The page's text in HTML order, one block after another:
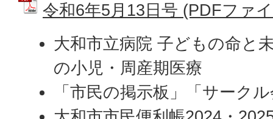
令和6年5月13日号 (PDFファ
大和市立病院 子どもの命と
の小児・周産期医療
「市民の掲示板」「サーク